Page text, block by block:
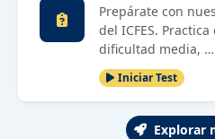
Prepárate con
del ICFES.
dificultad media, …
Iniciar Test
Explorar